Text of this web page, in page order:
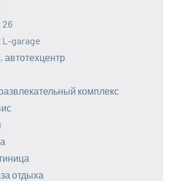
26
L-garage
автотехцентр
комплекс
отдыха